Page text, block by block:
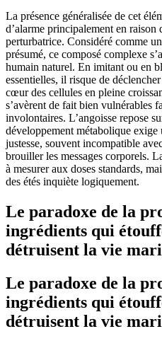
La présence généralisée de cet
d’alarme principalement en raison
perturbatrice. Considéré comme
présumé, ce composé complexe
humain naturel. En imitant ou en
essentielles, il risque de
cœur des cellules en pleine
s’avèrent de fait bien vulnérables
involontaires. L’angoisse repose
développement métabolique
justesse, souvent incompatible
brouiller les messages corporels.
à mesurer aux doses standards,
des étés inquiète logiquement.
Le paradoxe de la
ingrédients qui
détruisent la vie
Le paradoxe de la
ingrédients qui
détruisent la vie